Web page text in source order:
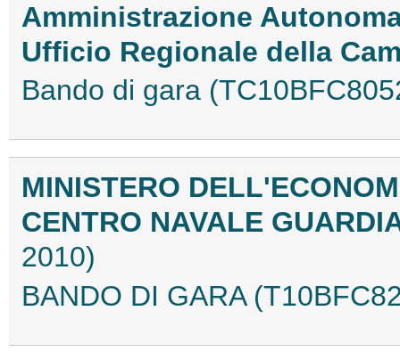
Amministrazione
Ufficio Regionale della
Bando di gara
MINISTERO
CENTRO NAVALE
2010)
BANDO DI GARA